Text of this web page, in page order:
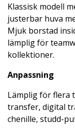
Klassisk modell
justerbar huva
Mjuk borstad
lämplig för
kollektioner.
Anpassning
Lämplig för flera
transfer, digital
chenille, studd-